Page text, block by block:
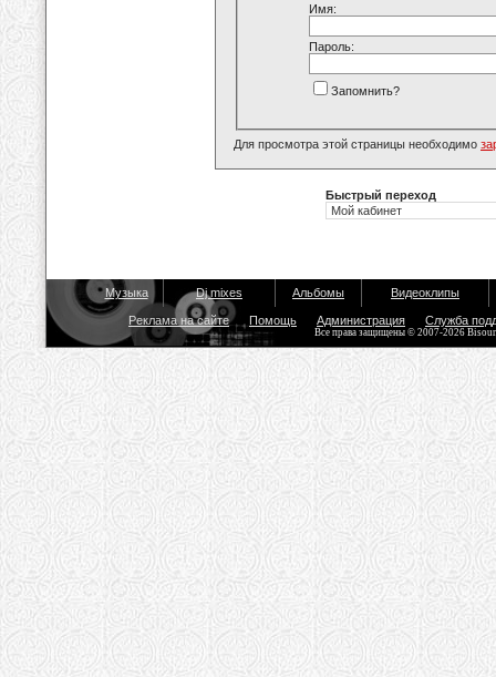
Имя:
Пароль:
Запомнить?
Для просмотра этой страницы необходимо
Быстрый переход
Музыка Dj mixes Альбомы Видеоклипы
Реклама на сайте Помощь Администрация Служба
Все права защищены © 2007-2026